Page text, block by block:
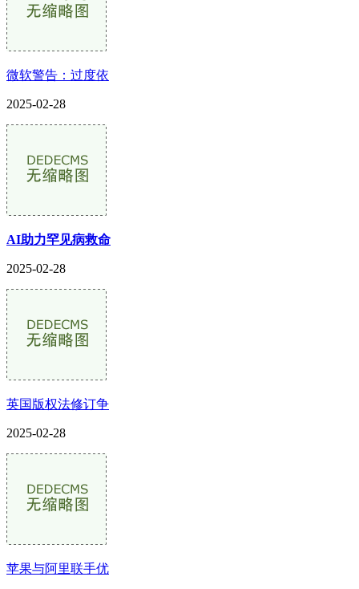
微软警告：过度依
2025-02-28
AI助力罕见病救命
2025-02-28
英国版权法修订争
2025-02-28
苹果与阿里联手优